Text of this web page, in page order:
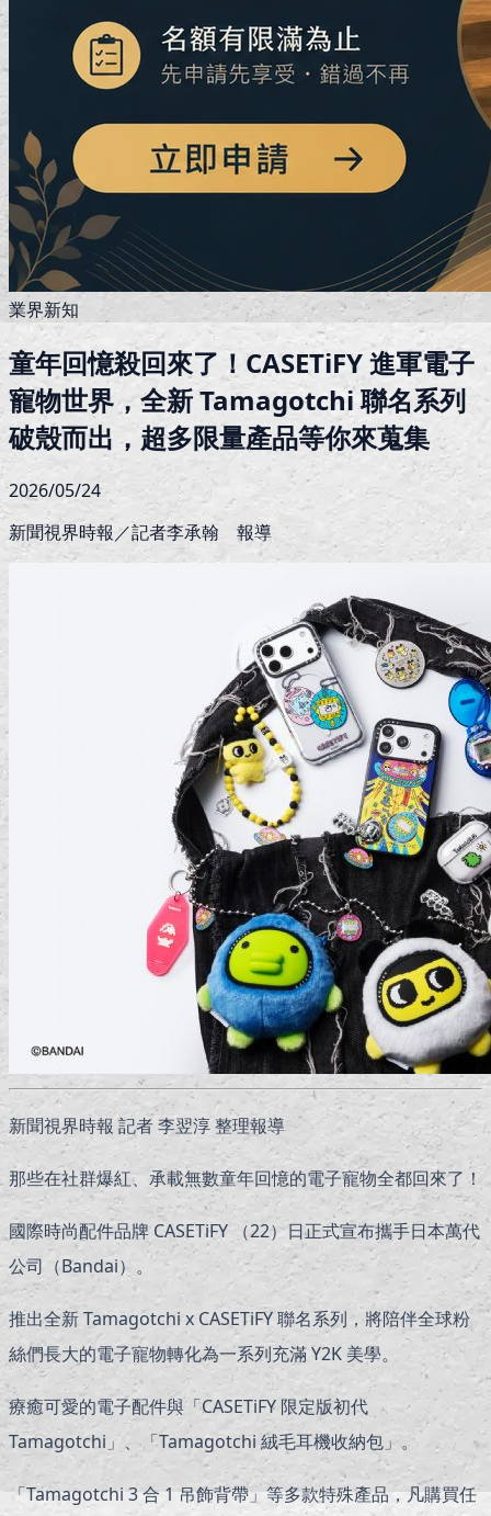
業界新知
童年回憶殺回來了！CASETiFY 進軍電子
寵物世界，全新 Tamagotchi 聯名系列
破殼而出，超多限量產品等你來蒐集
2026/05/24
新聞視界時報／記者李承翰 報導
新聞視界時報 記者 李翌淳 整理報導
那些在社群爆紅、承載無數童年回憶的電子寵物全都回來了！
國際時尚配件品牌 CASETiFY （22）日正式宣布攜手日本萬代
公司（Bandai）。
推出全新 Tamagotchi x CASETiFY 聯名系列，將陪伴全球粉
絲們長大的電子寵物轉化為一系列充滿 Y2K 美學。
療癒可愛的電子配件與「CASETiFY 限定版初代
Tamagotchi」、「Tamagotchi 絨毛耳機收納包」。
「Tamagotchi 3 合 1 吊飾背帶」等多款特殊產品，凡購買任